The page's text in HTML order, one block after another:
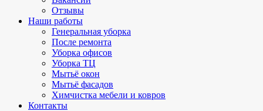
Отзывы
Наши работы
Генеральная уборка
После ремонта
Уборка офисов
Уборка ТЦ
Мытьё окон
Мытьё фасадов
Химчистка мебели и ковров
Контакты